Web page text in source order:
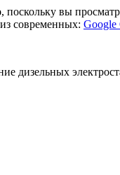
, поскольку вы
современных: Google
дизельных